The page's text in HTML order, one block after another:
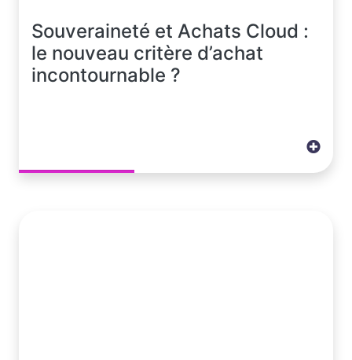
Souveraineté et Achats Cloud :
le nouveau critère d’achat
incontournable ?